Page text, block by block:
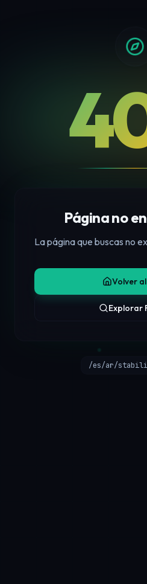
Página no
La página que buscas no
Volver
Explorar
/es/ar/